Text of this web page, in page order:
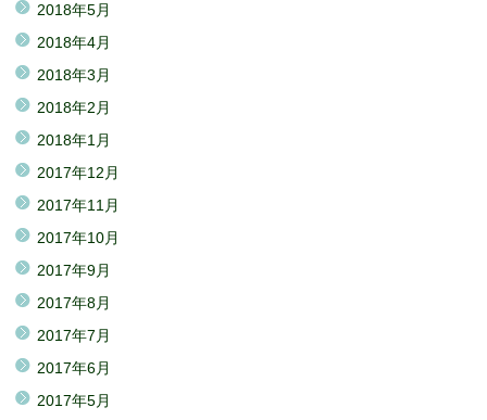
2018年5月
2018年4月
2018年3月
2018年2月
2018年1月
2017年12月
2017年11月
2017年10月
2017年9月
2017年8月
2017年7月
2017年6月
2017年5月